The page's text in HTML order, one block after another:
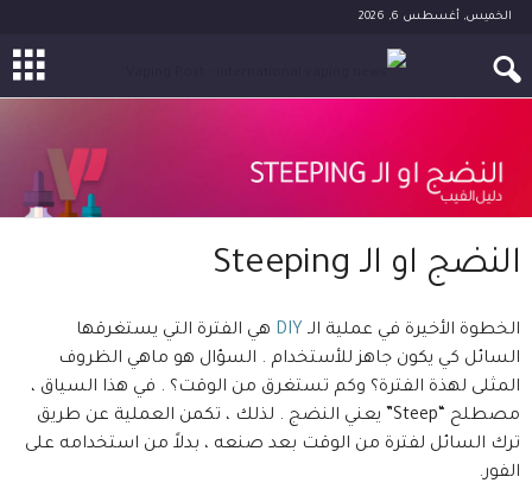
الخميس, أغسطس 6, 2026
النضج او الـ Steeping
الخطوة الأخيرة في عملية الـ DIY هي الفترة التي يستغرقها
السائل كي يكون جاهز للأستخدام . السؤال هو ماهي الظروف
المثلى لهذة الفترة؟ وكم تستغرق من الوقت؟ . في هذا السياق ،
مصطلح “Steep” يعني النضج . لذلك ، تكمن العملية عن طريق
ترك السائل لفترة من الوقت بعد صنعه ، بدلاً من استخدامه على
الفور.